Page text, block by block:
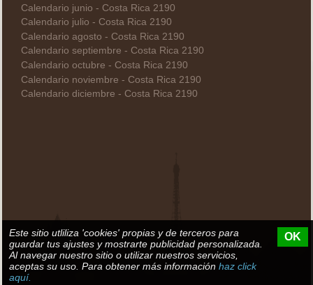
Calendario junio - Costa Rica 2190
Calendario julio - Costa Rica 2190
Calendario agosto - Costa Rica 2190
Calendario septiembre - Costa Rica 2190
Calendario octubre - Costa Rica 2190
Calendario noviembre - Costa Rica 2190
Calendario diciembre - Costa Rica 2190
Este sitio utliliza 'cookies' propias y de terceros para
guardar tus ajustes y mostrarte publicidad personalizada.
Al navegar nuestro sitio o utilizar nuestros servicios,
aceptas su uso. Para obtener más información haz click
aquí.
OK